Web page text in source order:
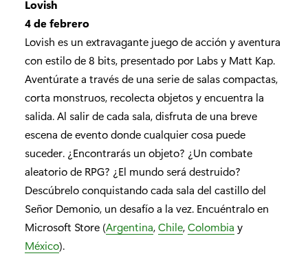
Lovish
4 de febrero
Lovish es un extravagante juego de acción y aventura
con estilo de 8 bits, presentado por Labs y Matt Kap.
Aventúrate a través de una serie de salas compactas,
corta monstruos, recolecta objetos y encuentra la
salida. Al salir de cada sala, disfruta de una breve
escena de evento donde cualquier cosa puede
suceder. ¿Encontrarás un objeto? ¿Un combate
aleatorio de RPG? ¿El mundo será destruido?
Descúbrelo conquistando cada sala del castillo del
Señor Demonio, un desafío a la vez. Encuéntralo en
Microsoft Store (Argentina,Chile,Colombia y
México).